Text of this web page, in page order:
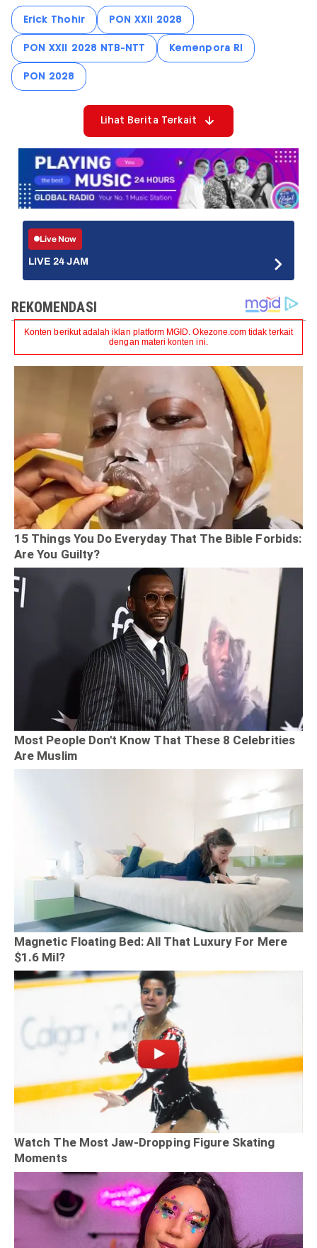
Erick Thohir PON XXII 2028
PON XXII 2028 NTB-NTT Kemenpora RI
PON 2028
Lihat Berita Terkait
Live Now
LIVE 24 JAM